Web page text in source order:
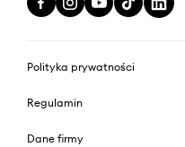
Polityka prywatności
Regulamin
Dane firmy